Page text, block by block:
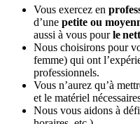
Vous exercez en
d’une petite ou
aussi à vous pourle
Nous choisirons pour
femme) qui ont
professionnels.
Vous n’aurez qu’à
et le matériel
Nous vous aidons à